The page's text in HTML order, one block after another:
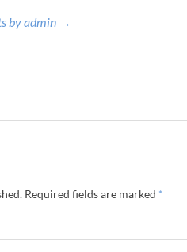
by admin →
Required fields are marked *